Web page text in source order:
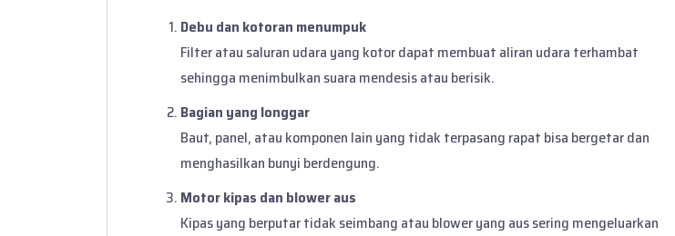
Debu dan kotoran menumpuk
Filter atau saluran udara yang kotor dapat membuat aliran udara terhambat
sehingga menimbulkan suara mendesis atau berisik.
Bagian yang longgar
Baut, panel, atau komponen lain yang tidak terpasang rapat bisa bergetar dan
menghasilkan bunyi berdengung.
Motor kipas dan blower aus
Kipas yang berputar tidak seimbang atau blower yang aus sering mengeluarkan